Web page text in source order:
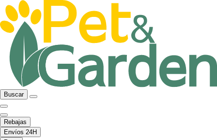
Buscar
Rebajas
Envíos 24H